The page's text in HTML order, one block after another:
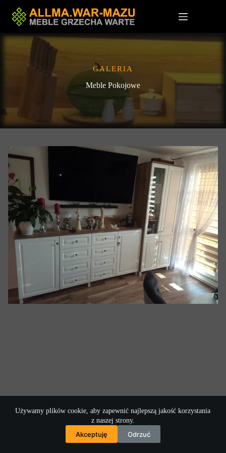
treści
Używamy plików cookie, aby zapewnić najlepszą jakość korzystania
z naszej strony.
Akceptuję Odrzuć
GALERIA
Meble Pokojowe